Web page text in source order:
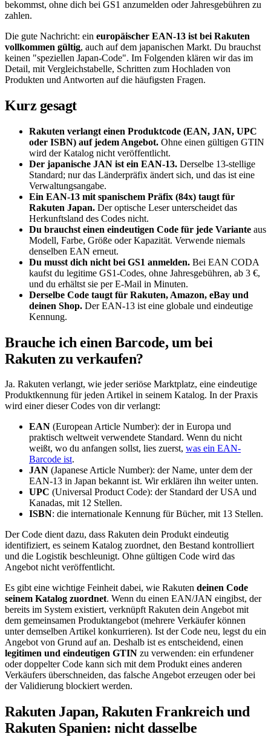
bekommst, ohne dich bei GS1 anzumelden oder Jahresgebühren zu
zahlen.
Die gute Nachricht: ein europäischer EAN-13 ist bei Rakuten
vollkommen gültig, auch auf dem japanischen Markt. Du brauchst
keinen "speziellen Japan-Code". Im Folgenden klären wir das im
Detail, mit Vergleichstabelle, Schritten zum Hochladen von
Produkten und Antworten auf die häufigsten Fragen.
Kurz gesagt
Rakuten verlangt einen Produktcode (EAN, JAN, UPC
oder ISBN) auf jedem Angebot. Ohne einen gültigen GTIN
wird der Katalog nicht veröffentlicht.
Der japanische JAN ist ein EAN-13. Derselbe 13-stellige
Standard; nur das Länderpräfix ändert sich, und das ist eine
Verwaltungsangabe.
Ein EAN-13 mit spanischem Präfix (84x) taugt für
Rakuten Japan. Der optische Leser unterscheidet das
Herkunftsland des Codes nicht.
Du brauchst einen eindeutigen Code für jede Variante aus
Modell, Farbe, Größe oder Kapazität. Verwende niemals
denselben EAN erneut.
Du musst dich nicht bei GS1 anmelden. Bei EAN CODA
kaufst du legitime GS1-Codes, ohne Jahresgebühren, ab 3 €,
und du erhältst sie per E-Mail in Minuten.
Derselbe Code taugt für Rakuten, Amazon, eBay und
deinen Shop. Der EAN-13 ist eine globale und eindeutige
Kennung.
Brauche ich einen Barcode, um bei
Rakuten zu verkaufen?
Ja. Rakuten verlangt, wie jeder seriöse Marktplatz, eine eindeutige
Produktkennung für jeden Artikel in seinem Katalog. In der Praxis
wird einer dieser Codes von dir verlangt:
EAN (European Article Number): der in Europa und
praktisch weltweit verwendete Standard. Wenn du nicht
weißt, wo du anfangen sollst, lies zuerst, was ein EAN-
Barcode ist.
JAN (Japanese Article Number): der Name, unter dem der
EAN-13 in Japan bekannt ist. Wir erklären ihn weiter unten.
UPC (Universal Product Code): der Standard der USA und
Kanadas, mit 12 Stellen.
ISBN: die internationale Kennung für Bücher, mit 13 Stellen.
Der Code dient dazu, dass Rakuten dein Produkt eindeutig
identifiziert, es seinem Katalog zuordnet, den Bestand kontrolliert
und die Logistik beschleunigt. Ohne gültigen Code wird das
Angebot nicht veröffentlicht.
Es gibt eine wichtige Feinheit dabei, wie Rakuten deinen Code
seinem Katalog zuordnet. Wenn du einen EAN/JAN eingibst, der
bereits im System existiert, verknüpft Rakuten dein Angebot mit
dem gemeinsamen Produktangebot (mehrere Verkäufer können
unter demselben Artikel konkurrieren). Ist der Code neu, legst du ein
Angebot von Grund auf an. Deshalb ist es entscheidend, einen
legitimen und eindeutigen GTIN zu verwenden: ein erfundener
oder doppelter Code kann sich mit dem Produkt eines anderen
Verkäufers überschneiden, das falsche Angebot erzeugen oder bei
der Validierung blockiert werden.
Rakuten Japan, Rakuten Frankreich und
Rakuten Spanien: nicht dasselbe